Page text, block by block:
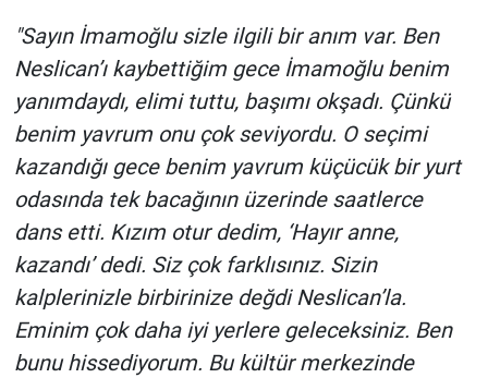
"Sayın İmamoğlu sizle ilgili bir anım var. Ben
Neslican’ı kaybettiğim gece İmamoğlu benim
yanımdaydı, elimi tuttu, başımı okşadı. Çünkü
benim yavrum onu çok seviyordu. O seçimi
kazandığı gece benim yavrum küçücük bir yurt
odasında tek bacağının üzerinde saatlerce
dans etti. Kızım otur dedim, ‘Hayır anne,
kazandı’ dedi. Siz çok farklısınız. Sizin
kalplerinizle birbirinize değdi Neslican’la.
Eminim çok daha iyi yerlere geleceksiniz. Ben
bunu hissediyorum. Bu kültür merkezinde
Popüler
Programlar
Sağlık
Spor
Teknoloji
Türkiye'nin Geleceği